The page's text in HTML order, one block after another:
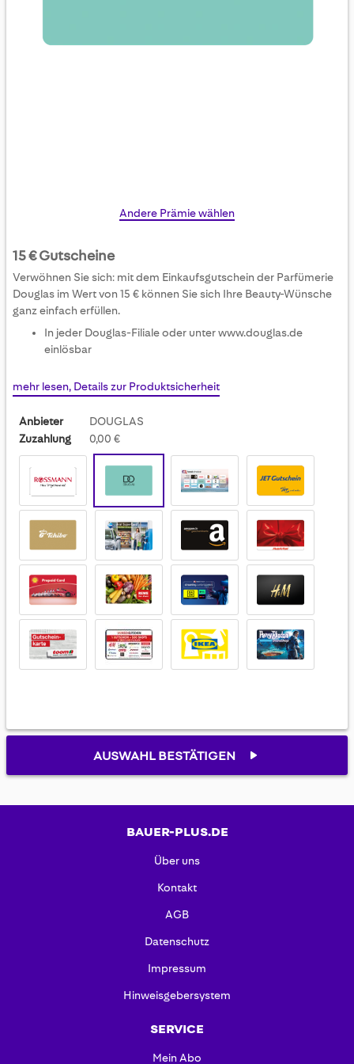
Skip
of
the
gallery
Andere Prämie wählen
15 € Gutscheine
Verwöhnen Sie sich: mit dem Einkaufsgutschein der Parfümerie
Douglas im Wert von 15 € können Sie sich Ihre Beauty-Wünsche
ganz einfach erfüllen.
In jeder Douglas-Filiale oder unter www.douglas.de
einlösbar
mehr lesen, Details zur Produktsicherheit
Anbieter
DOUGLAS
Zuzahlung
0,00 €
AUSWAHL BESTÄTIGEN
BAUER-PLUS.DE
Über uns
Kontakt
AGB
Datenschutz
Impressum
Hinweisgebersystem
SERVICE
Mein Abo